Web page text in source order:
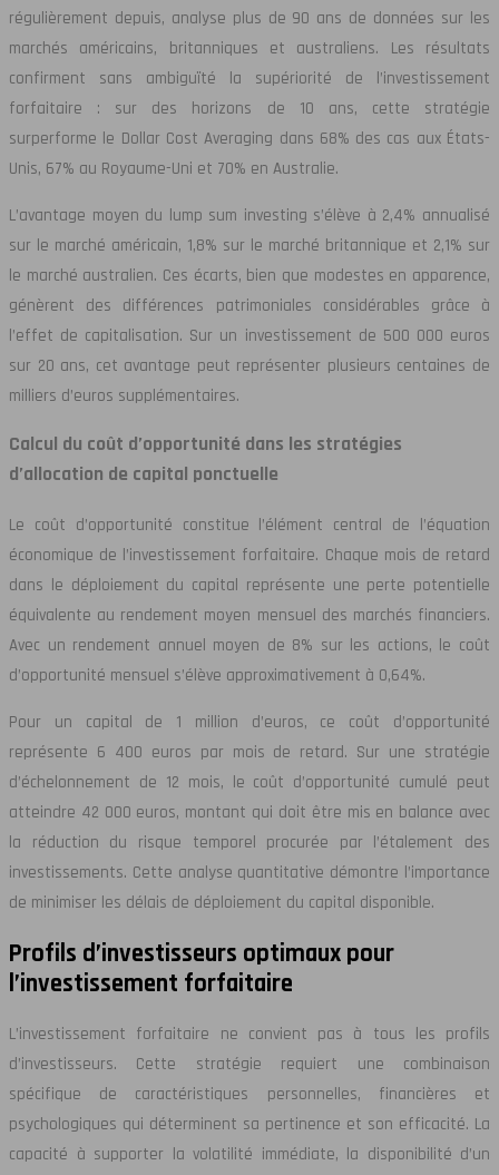
régulièrement depuis, analyse plus de 90 ans de données sur les
marchés américains, britanniques et australiens. Les résultats
confirment sans ambiguïté la supériorité de l’investissement
forfaitaire : sur des horizons de 10 ans, cette stratégie
surperforme le Dollar Cost Averaging dans 68% des cas aux États-
Unis, 67% au Royaume-Uni et 70% en Australie.
L’avantage moyen du lump sum investing s’élève à 2,4% annualisé
sur le marché américain, 1,8% sur le marché britannique et 2,1% sur
le marché australien. Ces écarts, bien que modestes en apparence,
génèrent des différences patrimoniales considérables grâce à
l’effet de capitalisation. Sur un investissement de 500 000 euros
sur 20 ans, cet avantage peut représenter plusieurs centaines de
milliers d’euros supplémentaires.
Calcul du coût d’opportunité dans les stratégies
d’allocation de capital ponctuelle
Le coût d’opportunité constitue l’élément central de l’équation
économique de l’investissement forfaitaire. Chaque mois de retard
dans le déploiement du capital représente une perte potentielle
équivalente au rendement moyen mensuel des marchés financiers.
Avec un rendement annuel moyen de 8% sur les actions, le coût
d’opportunité mensuel s’élève approximativement à 0,64%.
Pour un capital de 1 million d’euros, ce coût d’opportunité
représente 6 400 euros par mois de retard. Sur une stratégie
d’échelonnement de 12 mois, le coût d’opportunité cumulé peut
atteindre 42 000 euros, montant qui doit être mis en balance avec
la réduction du risque temporel procurée par l’étalement des
investissements. Cette analyse quantitative démontre l’importance
de minimiser les délais de déploiement du capital disponible.
Profils d’investisseurs optimaux pour
l’investissement forfaitaire
L’investissement forfaitaire ne convient pas à tous les profils
d’investisseurs. Cette stratégie requiert une combinaison
spécifique de caractéristiques personnelles, financières et
psychologiques qui déterminent sa pertinence et son efficacité. La
capacité à supporter la volatilité immédiate, la disponibilité d’un